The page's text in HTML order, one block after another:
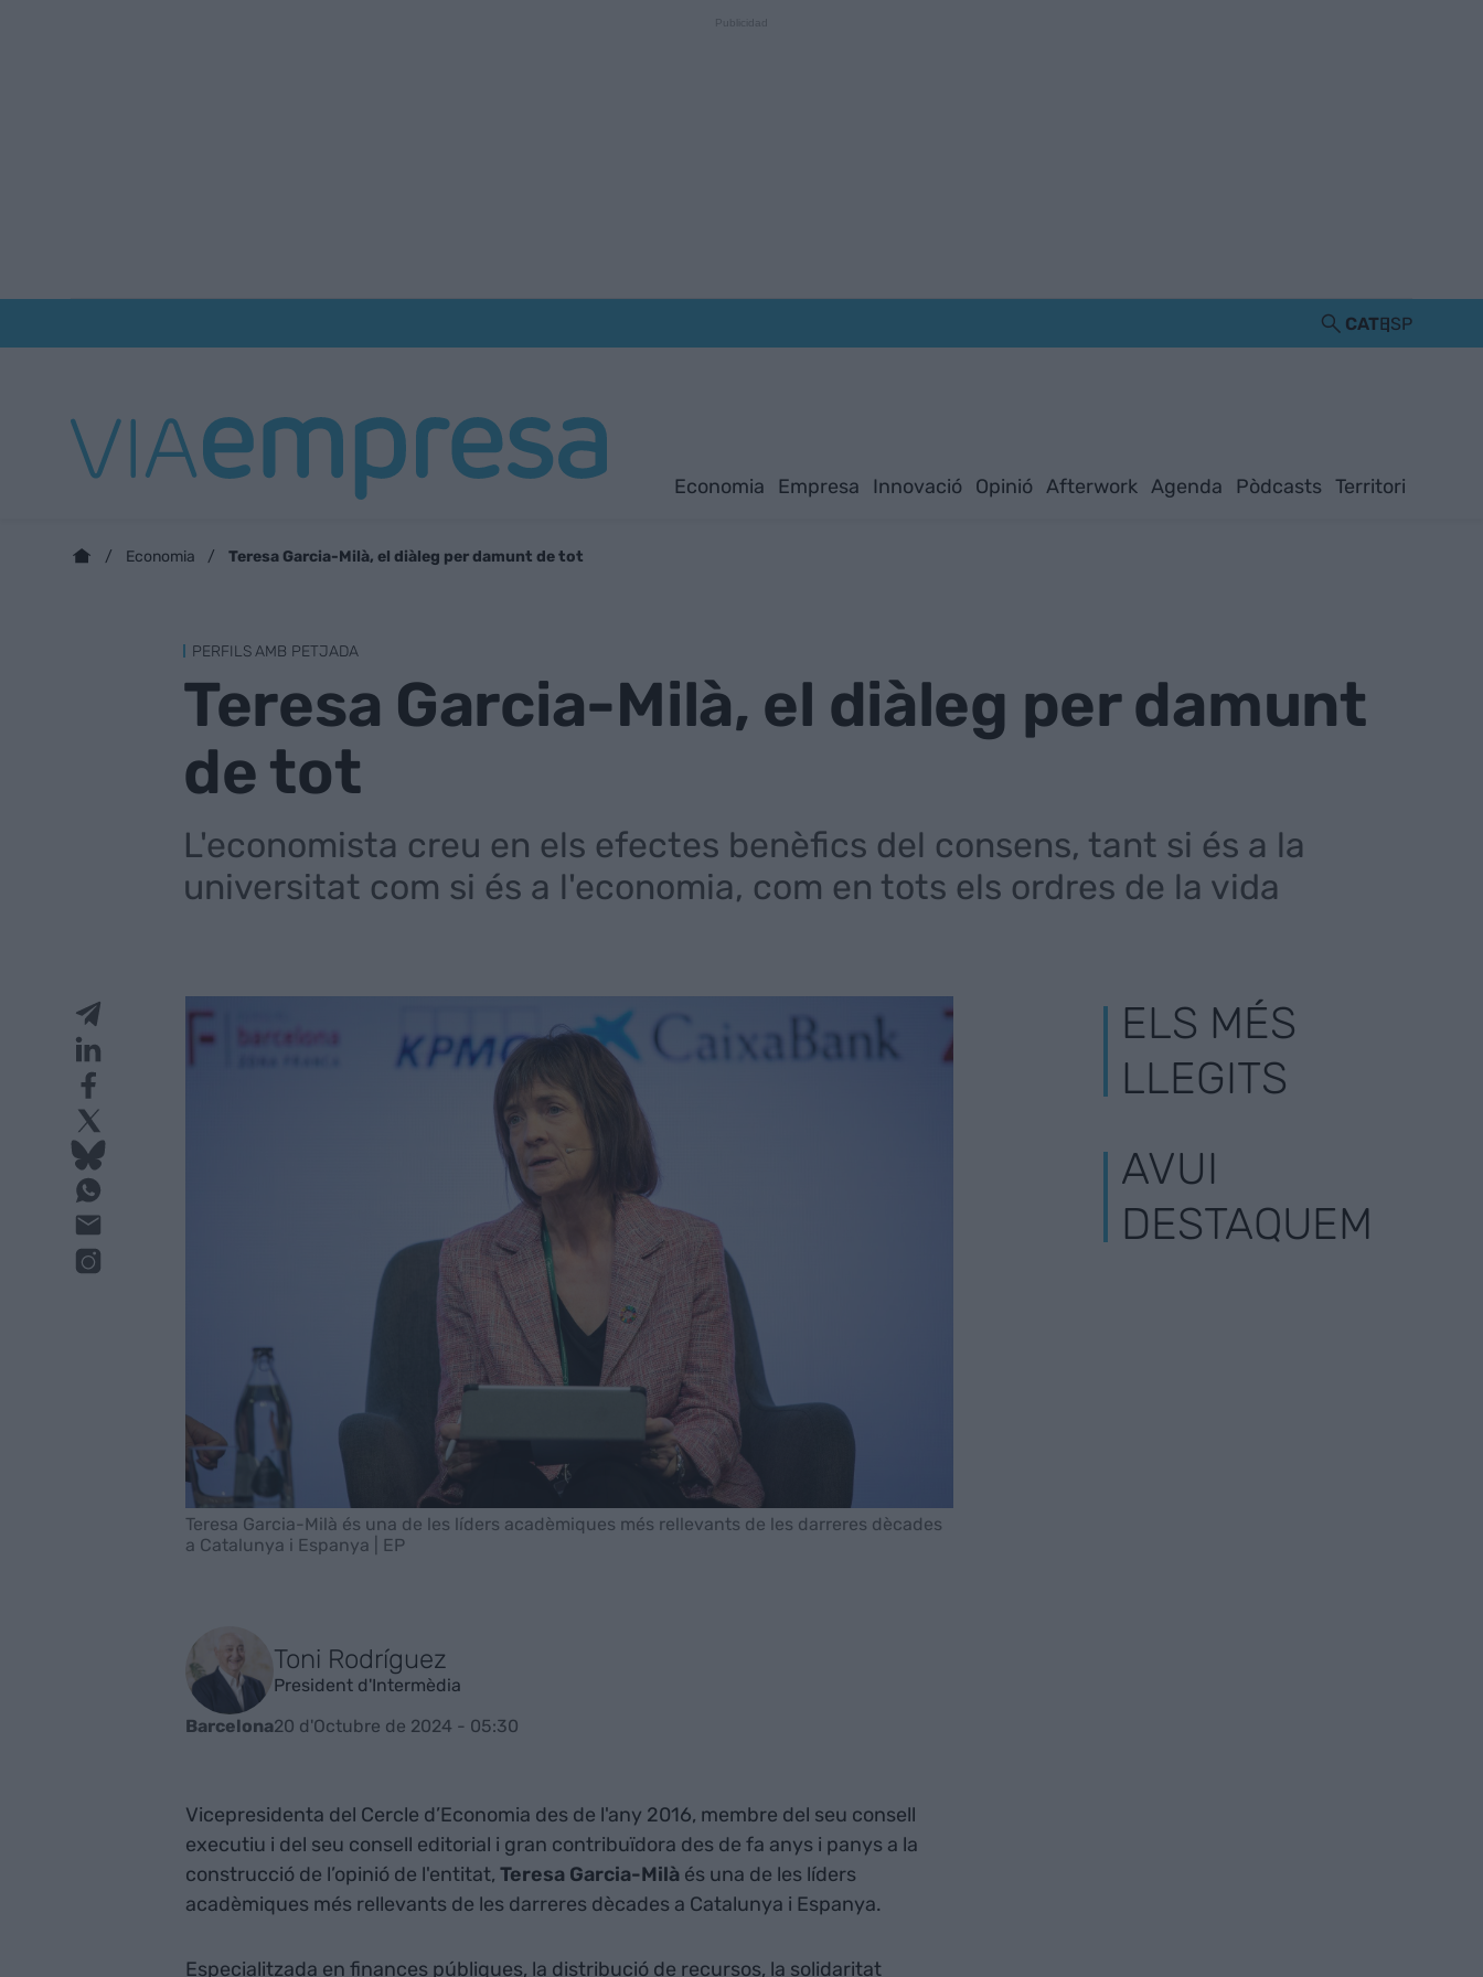
CATESP
Economia Empresa Innovació Opinió Afterwork Agenda Pòdcasts Territori
Economia Teresa Garcia-Milà, el diàleg per damunt de tot
PERFILS AMB PETJADA
Teresa Garcia-Milà, el diàleg per damunt
de tot
L'economista creu en els efectes benèfics del consens, tant si és a la
universitat com si és a l'economia, com en tots els ordres de la vida
Teresa Garcia-Milà és una de les líders acadèmiques més rellevants de les darreres dècades
a Catalunya i Espanya | EP
Toni Rodríguez
President d'Intermèdia
Barcelona20 d'Octubre de 2024 - 05:30
Vicepresidenta del Cercle d’Economia des de l'any 2016, membre del seu consell
executiu i del seu consell editorial i gran contribuïdora des de fa anys i panys a la
construcció de l’opinió de l'entitat, Teresa Garcia-Milàés una de les líders
acadèmiques més rellevants de les darreres dècades a Catalunya i Espanya.
Especialitzada en finances públiques, la distribució de recursos, la solidaritat
ELS MÉS
LLEGITS
AVUI
DESTAQUEM